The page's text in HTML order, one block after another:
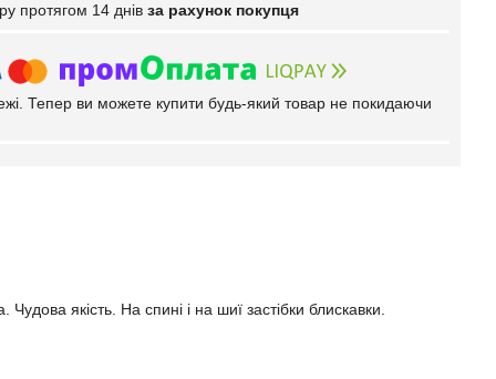
протягом 14 днів за рахунок покупця
Тепер ви можете купити будь-який товар не покидаючи
якість. На спині і на шиї застібки блискавки.